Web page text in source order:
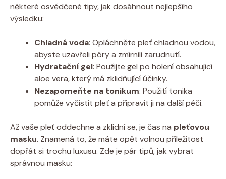
některé osvědčené tipy, jak dosáhnout nejlepšího
výsledku:
Chladná voda: Opláchněte pleť chladnou vodou,
abyste uzavřeli póry a zmírnili zarudnutí.
Hydratační gel: Použijte gel po holení obsahující
aloe vera, který má zklidňující účinky.
Nezapomeňte na tonikum: Použití tonika
pomůže vyčistit pleť a připravit ji na další péči.
Až vaše pleť oddechne a zklidní se, je čas na pleťovou
masku. Znamená to, že máte opět volnou příležitost
dopřát si trochu luxusu. Zde je pár tipů, jak vybrat
správnou masku: